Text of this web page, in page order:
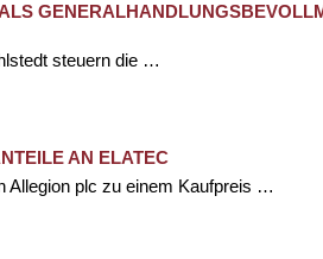
steuern die …
AN ELATEC
Allegion plc zu einem Kaufpreis …